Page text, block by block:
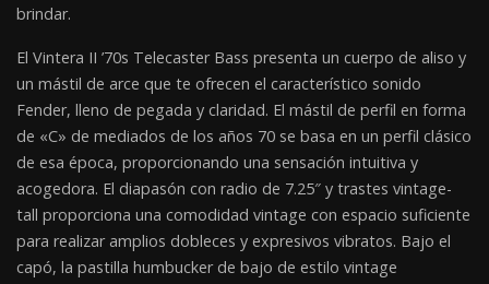
brindar.
El Vintera II ’70s Telecaster Bass presenta un cuerpo de aliso y
un mástil de arce que te ofrecen el característico sonido
Fender, lleno de pegada y claridad. El mástil de perfil en forma
de «C» de mediados de los años 70 se basa en un perfil clásico
de esa época, proporcionando una sensación intuitiva y
acogedora. El diapasón con radio de 7.25″ y trastes vintage-
tall proporciona una comodidad vintage con espacio suficiente
para realizar amplios dobleces y expresivos vibratos. Bajo el
capó, la pastilla humbucker de bajo de estilo vintage